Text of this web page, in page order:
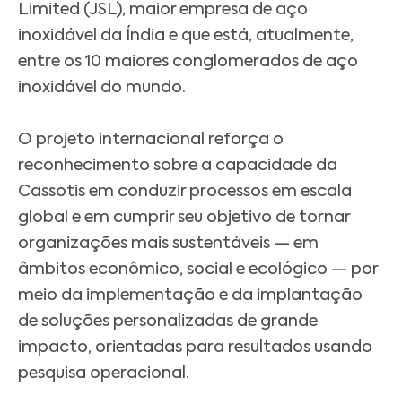
Limited (JSL), maior empresa de aço
inoxidável da Índia e que está, atualmente,
entre os 10 maiores conglomerados de aço
inoxidável do mundo.
O projeto internacional reforça o
reconhecimento sobre a capacidade da
Cassotis em conduzir processos em escala
global e em cumprir seu objetivo de tornar
organizações mais sustentáveis — em
âmbitos econômico, social e ecológico — por
meio da implementação e da implantação
de soluções personalizadas de grande
impacto, orientadas para resultados usando
pesquisa operacional.